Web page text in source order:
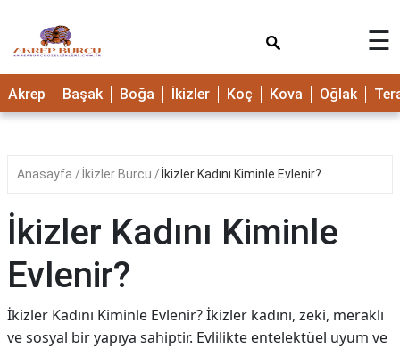
☰
Akrep Başak Boğa İkizler Koç Kova Oğlak
Anasayfa İkizler Burcu İkizler Kadını Kiminle Evlenir?
İkizler Kadını Kiminle
Evlenir?
İkizler Kadını Kiminle Evlenir? İkizler kadını, zeki, meraklı
ve sosyal bir yapıya sahiptir. Evlilikte entelektüel uyum ve